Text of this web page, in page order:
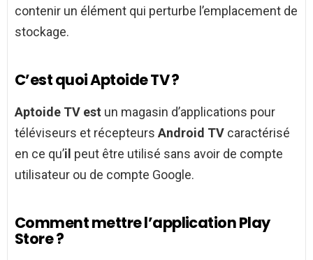
contenir un élément qui perturbe l’emplacement de
stockage.
C’est quoi Aptoide TV ?
Aptoide TV est un magasin d’applications pour
téléviseurs et récepteurs Android TV caractérisé
en ce qu’il peut être utilisé sans avoir de compte
utilisateur ou de compte Google.
Comment mettre l’application Play
Store ?